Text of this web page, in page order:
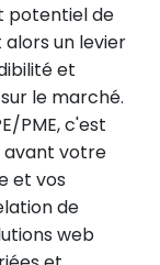
potentiel de
un levier
et
le marché.
PME, c'est
avant votre
et vos
de
web